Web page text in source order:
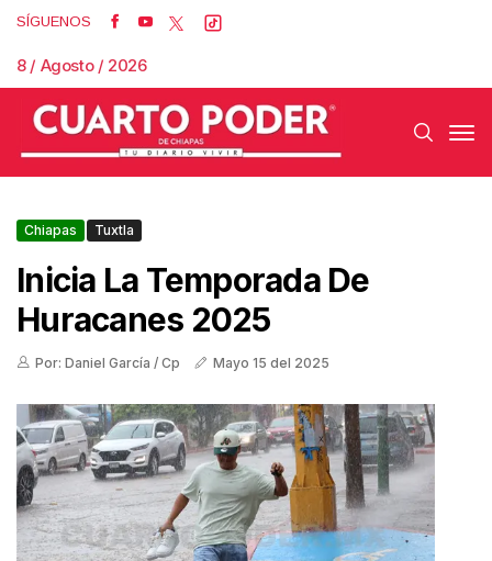
SÍGUENOS
8 / Agosto / 2026
Chiapas Tuxtla
Inicia La Temporada De
Huracanes 2025
Por: Daniel García / Cp Mayo 15 del 2025